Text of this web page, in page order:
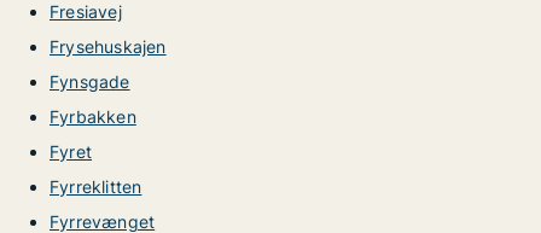
Fresiavej
Frysehuskajen
Fynsgade
Fyrbakken
Fyret
Fyrreklitten
Fyrrevænget